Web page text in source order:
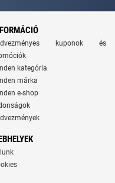
kuponok és
kategória
márka
e-shop